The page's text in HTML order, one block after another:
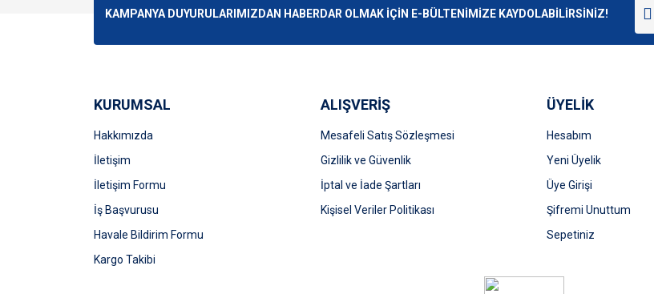
Ürün resmi kalitesiz, bozuk veya görüntülenemiyor.
Bu ürüne benzer farklı alternatifler olmalı.
Gönder
KAMPANYA DUYURULARIMIZDAN HABERDAR OLMAK İÇİN E-BÜLTENİMİZE KAYDOLABİLİRSİNİZ!
KURUMSAL
Hakkımızda
İletişim
İletişim Formu
İş Başvurusu
Havale Bildirim Formu
Kargo Takibi
ALIŞVERİŞ
Mesafeli Satış Sözleşmesi
Gizlilik ve Güvenlik
İptal ve İade Şartları
Kişisel Veriler Politikası
ÜYELİK
Hesabım
Yeni Üyelik
Üye Girişi
Şifremi Unuttum
Sepetiniz